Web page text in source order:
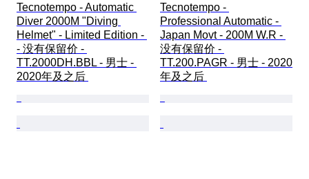
Tecnotempo - Automatic
Diver 2000M "Diving
Helmet" - Limited Edition -
- 没有保留价 -
TT.2000DH.BBL - 男士 -
2020年及之后
Tecnotempo -
Professional Automatic -
Japan Movt - 200M W.R -
没有保留价 -
TT.200.PAGR - 男士 - 2020
年及之后